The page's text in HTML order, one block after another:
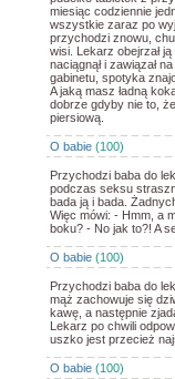
miesiąc codziennie
wszystkie zaraz po
przychodzi znowu,
wisi. Lekarz obejrzał
naciągnął i zawiązał
gabinetu, spotyka
A jaką masz ładną
dobrze gdyby nie to,
piersiową.
O babie (100)
Przychodzi baba do
podczas seksu
bada ją i bada.
Więc mówi: - Hmm, a
boku? - No jak to?! A
O babie (100)
Przychodzi baba do
mąż zachowuje się
kawę, a następnie
Lekarz po chwili
uszko jest przecież
O babie (100)